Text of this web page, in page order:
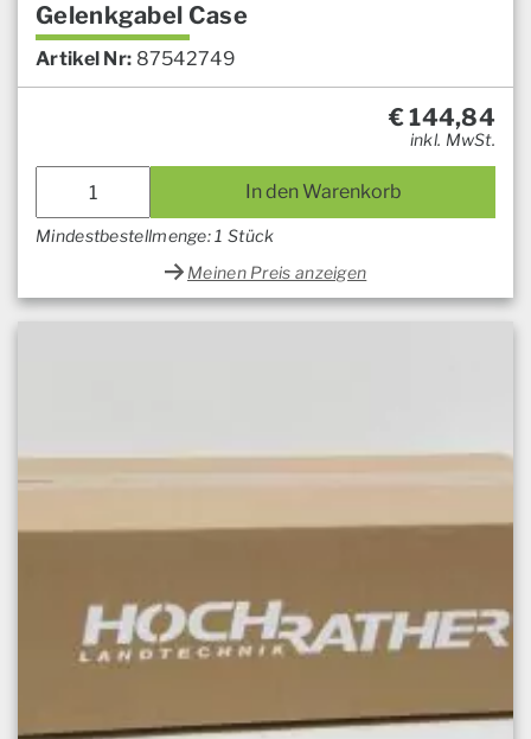
Gelenkgabel Case
Artikel Nr: 87542749
€144,84
inkl. MwSt.
In den Warenkorb
Mindestbestellmenge: 1 Stück
Meinen Preis anzeigen